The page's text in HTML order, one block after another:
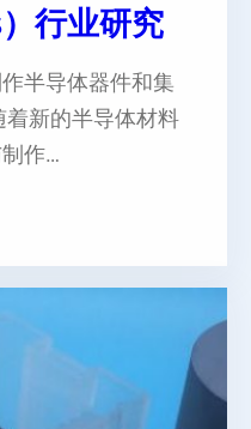
行业研究
半导体器件和集
着新的半导体材料
作…